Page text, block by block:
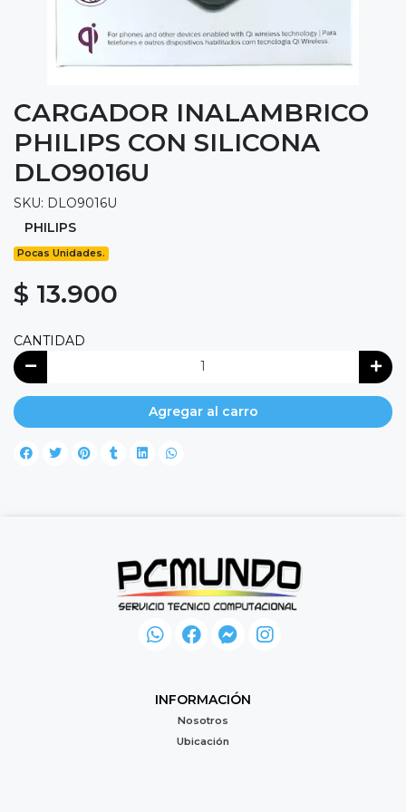
CARGADOR INALAMBRICO
PHILIPS CON SILICONA
DLO9016U
SKU: DLO9016U
PHILIPS
Pocas Unidades.
$ 13.900
CANTIDAD
Agregar al carro
INFORMACIÓN
Nosotros
Ubicación